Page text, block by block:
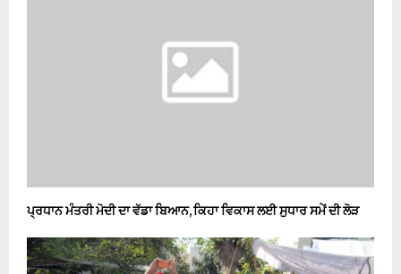
ਪ੍ਰਧਾਨ ਮੰਤਰੀ ਮੋਦੀ ਦਾ ਵੱਡਾ ਬਿਆਨ, ਕਿਹਾ ਵਿਕਾਸ ਲਈ ਸੁਧਾਰ ਸਮੇਂ ਦੀ ਲੋੜ